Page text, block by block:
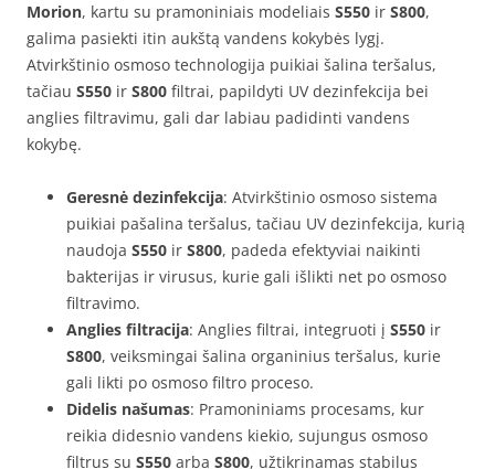
Morion, kartu su pramoniniais modeliais S550 ir S800,
galima pasiekti itin aukštą vandens kokybės lygį.
Atvirkštinio osmoso technologija puikiai šalina teršalus,
tačiau S550 ir S800 filtrai, papildyti UV dezinfekcija bei
anglies filtravimu, gali dar labiau padidinti vandens
kokybę.
Geresnė dezinfekcija: Atvirkštinio osmoso sistema
puikiai pašalina teršalus, tačiau UV dezinfekcija, kurią
naudoja S550 ir S800, padeda efektyviai naikinti
bakterijas ir virusus, kurie gali išlikti net po osmoso
filtravimo.
Anglies filtracija: Anglies filtrai, integruoti į S550 ir
S800, veiksmingai šalina organinius teršalus, kurie
gali likti po osmoso filtro proceso.
Didelis našumas: Pramoniniams procesams, kur
reikia didesnio vandens kiekio, sujungus osmoso
filtrus su S550 arba S800, užtikrinamas stabilus